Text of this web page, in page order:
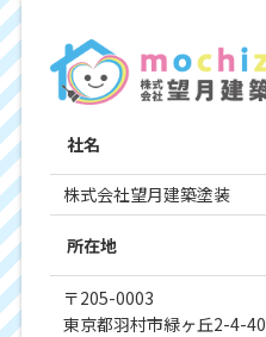
社名
株式会社望月建築塗装
所在地
〒205-0003
東京都羽村市緑ヶ丘2-4-40